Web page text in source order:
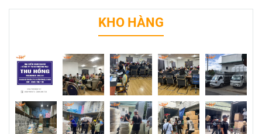
KHO HÀNG